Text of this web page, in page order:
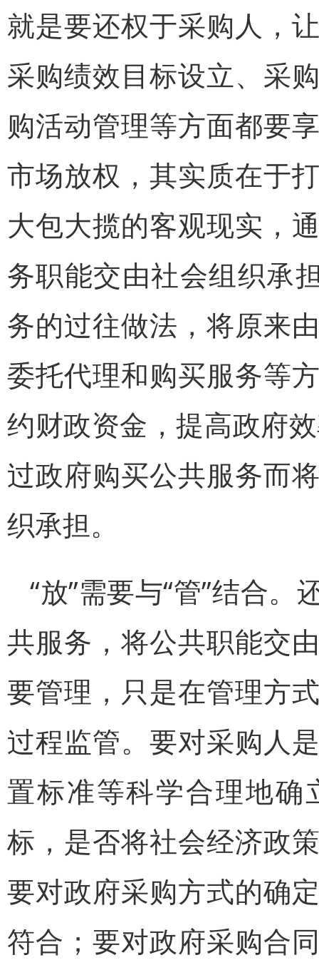
就是要还权于采购人，
采购绩效目标设立、采
购活动管理等方面都要
市场放权，其实质在于
大包大揽的客观现实，
务职能交由社会组织承
务的过往做法，将原来
委托代理和购买服务等
约财政资金，提高政府
过政府购买公共服务而
织承担。
“放”需要与“管”结合
共服务，将公共职能交
要管理，只是在管理方
过程监管。要对采购人
置标准等科学合理地确
标，是否将社会经济政
要对政府采购方式的确
符合；要对政府采购合